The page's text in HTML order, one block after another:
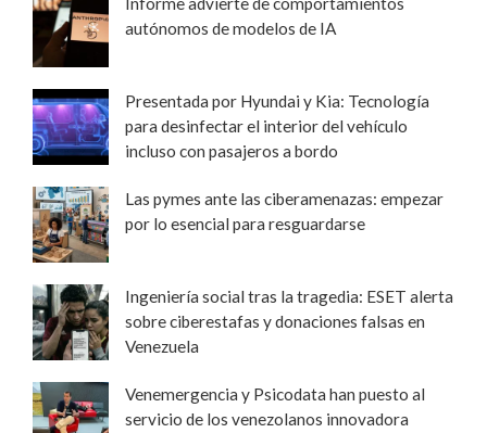
autónomos de modelos de IA
Presentada por Hyundai y Kia: Tecnología
para desinfectar el interior del vehículo
incluso con pasajeros a bordo
Las pymes ante las ciberamenazas: empezar
por lo esencial para resguardarse
Ingeniería social tras la tragedia: ESET alerta
sobre ciberestafas y donaciones falsas en
Venezuela
Venemergencia y Psicodata han puesto al
servicio de los venezolanos innovadora